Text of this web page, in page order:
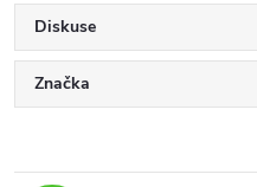
Diskuse
Značka